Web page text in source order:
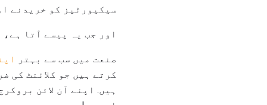
سیکیورٹیز کو خریدنے
اور جب یہ پیسے آتا
صنعت میں سب سے بہتر
کرتے ہیں جو کلائنٹ کی
ہیں. اپنے آن لائن